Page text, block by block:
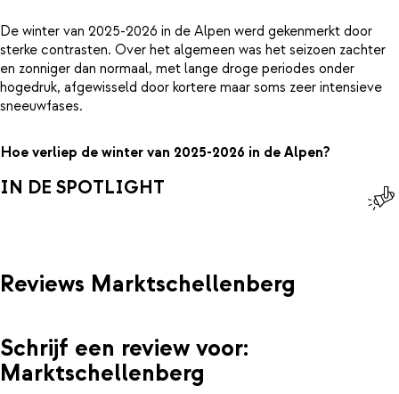
De winter van 2025-2026 in de Alpen werd gekenmerkt door
sterke contrasten. Over het algemeen was het seizoen zachter
en zonniger dan normaal, met lange droge periodes onder
hogedruk, afgewisseld door kortere maar soms zeer intensieve
sneeuwfases.
Hoe verliep de winter van 2025-2026 in de Alpen?
IN DE SPOTLIGHT
Reviews Marktschellenberg
Schrijf een review voor:
Marktschellenberg